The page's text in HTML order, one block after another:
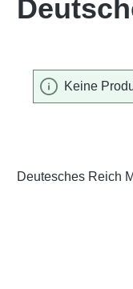
Keine
Deutesches Reich